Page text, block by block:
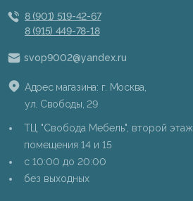
8 (901) 519-42-67
8 (915) 449-78-18
svop9002@yandex.ru
Адрес магазина: г. Москва,
ул. Свободы, 29
ТЦ "Свобода Мебель", второй этаж,
помещения 14 и 15
c 10:00 до 20:00
без выходных